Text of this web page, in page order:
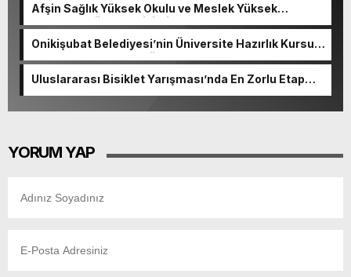
Afşin Sağlık Yüksek Okulu ve Meslek Yüksek
Okulunda görev değişimi!
Onikişubat Belediyesi’nin Üniversite Hazırlık Kursu
başvurularında son gün 7 Ağustos.
Uluslararası Bisiklet Yarışması’nda En Zorlu Etap
YORUM YAP